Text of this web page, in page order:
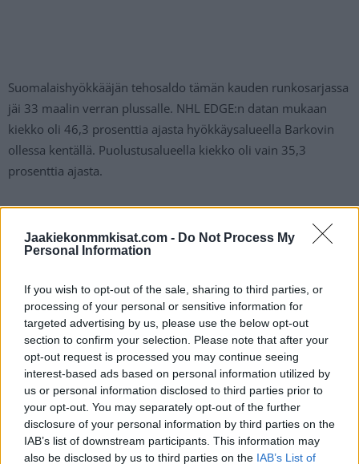
Jaakiekonmmkisat.com - Do Not Process My
Personal Information
If you wish to opt-out of the sale, sharing to third parties, or
processing of your personal or sensitive information for
targeted advertising by us, please use the below opt-out
section to confirm your selection. Please note that after your
opt-out request is processed you may continue seeing
interest-based ads based on personal information utilized by
us or personal information disclosed to third parties prior to
your opt-out. You may separately opt-out of the further
disclosure of your personal information by third parties on the
IAB’s list of downstream participants. This information may
also be disclosed by us to third parties on the IAB’s List of
Suomalaishyökkääjän tehosaldo tämän kauden runkosarjassa
jäi 33 maalin verran plussalle. NHL EDGE:n datan mukaan
kiekko oli 46,3 prosenttia ajasta hyökkäysalueella Barkovin
ollessa kentällä. Puolustusalueella kiekko oli vain 35,3
prosenttia ajasta.
Tasakentällisin syntyneiden maalien suhteella (69,74 %)
mitattuna Barkov oli koko NHL:n ykkönen, kun mukaan
lasketttiin vähintään 500 minuuttia pelanneet pelaajat.
Lue myös: Kanada ja Sveitsi pelaavat A-lohkon kärkipaikasta
– tässä sunnuntain MM-kisaohjelma